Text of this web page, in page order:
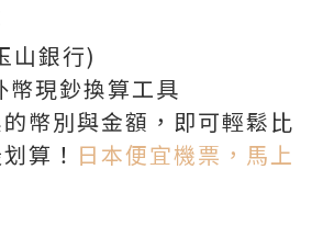
山銀行)
現鈔換算工具
幣別與金額，即可輕鬆比
算！ 日本便宜機票，馬上